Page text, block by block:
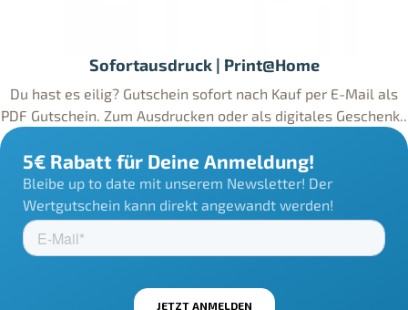
Sofortausdruck | Print@Home
Du hast es eilig? Gutschein sofort nach Kauf per E-Mail als
PDF Gutschein. Zum Ausdrucken oder als digitales Geschenk..
5€ Rabatt für Deine Anmeldung!
Bleibe up to date mit unserem Newsletter! Der
Wertgutschein kann direkt angewandt werden!